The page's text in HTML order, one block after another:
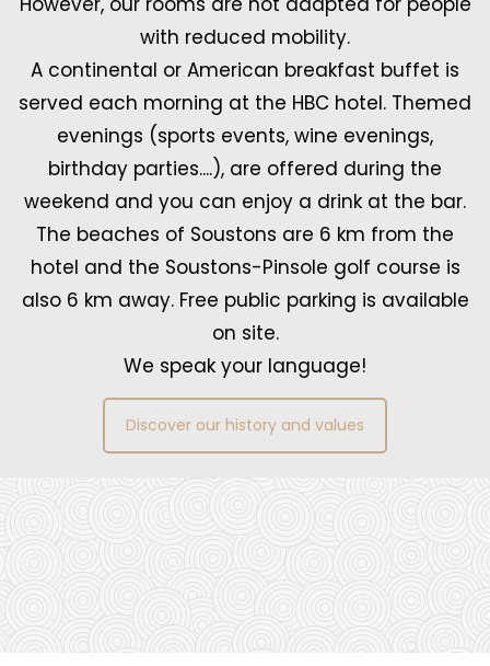
with reduced mobility.
A continental or American breakfast buffet is
served each morning at the HBC hotel. Themed
evenings (sports events, wine evenings,
birthday parties....), are offered during the
weekend and you can enjoy a drink at the bar.
The beaches of Soustons are 6 km from the
hotel and the Soustons-Pinsole golf course is
also 6 km away. Free public parking is available
on site.
We speak your language!
Discover our history and values